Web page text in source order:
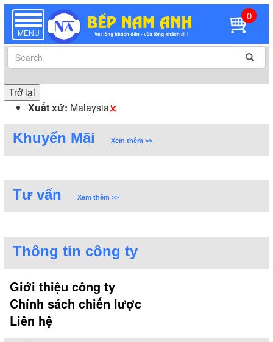
TOGGLE
NAVIGATION
MENU
0
Trở lại
Xuất xứ: Malaysia
Khuyến Mãi Xem thêm >>
Tư vấn Xem thêm >>
Thông tin công ty
Giới thiệu công ty
Chính sách chiến lược
Liên hệ